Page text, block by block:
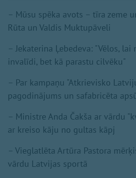
– Mūsu spēka avots – tīra zeme
Rūta un Valdis Muktupāveli
– Jekaterina Ļebedeva: "Vēlos,
invalīdi, bet kā parastu cilvēku"
– Par kampaņu "Atkrievisko
pagodinājums un safabricēta
– Ministre Anda Čakša ar vārdu
ar kreiso kāju no gultas kāpj
– Vieglatlēta Artūra Pastora
vārdu Latvijas sportā